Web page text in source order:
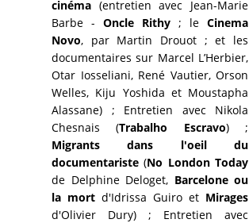
cinéma (entretien avec Jean-Marie
Barbe -Oncle Rithy ; leCinema
Novo, par Martin Drouot ; et les
documentaires sur Marcel L’Herbier,
Otar Iosseliani, René Vautier, Orson
Welles, Kiju Yoshida et Moustapha
Alassane) ; Entretien avec Nikola
Chesnais (Trabalho Escravo) ;
Migrants dans l'oeil du
documentariste (No London Today
de Delphine Deloget, Barcelone ou
la mort d'Idrissa Guiro et Mirages
d'Olivier Dury) ; Entretien avec